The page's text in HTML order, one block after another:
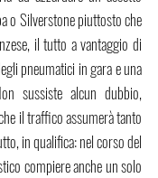
o Silverstone piuttosto che
il tutto a vantaggio di
pneumatici in gara e una
sussiste alcun dubbio,
il traffico assumerà tanto
in qualifica: nel corso del
compiere anche un solo